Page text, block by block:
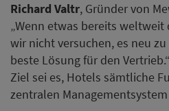
Richard Valtr, Gründer von
„Wenn etwas bereits weltweit
wir nicht versuchen, es neu
beste Lösung für den
Ziel sei es, Hotels sämtliche
zentralen